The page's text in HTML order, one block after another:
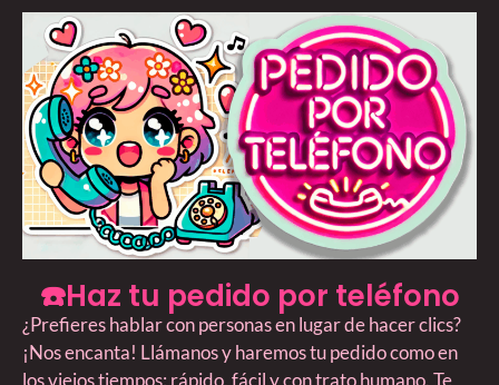
☎️Haz tu pedido por teléfono
¿Prefieres hablar con personas en lugar de hacer clics?
¡Nos encanta! Llámanos y haremos tu pedido como en
los viejos tiempos: rápido, fácil y con trato humano. Te